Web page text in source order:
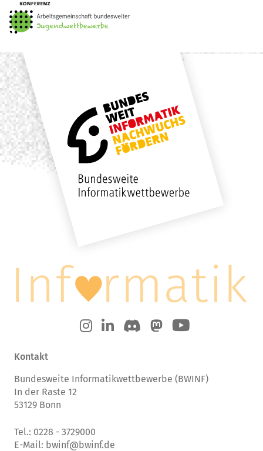
Kontakt
Bundesweite Informatikwettbewerbe (BWINF)
In der Raste 12
53129 Bonn
Tel.: 0228 - 3729000
E-Mail: bwinf@bwinf.de